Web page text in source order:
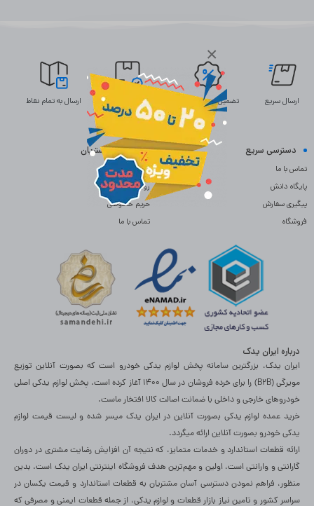
×
ارسال سریع تضمین بهترین قیمت ضمانت اصالت ارسال به تمام نقاط
دسترسی سریع
تماس با ما
پایگاه دانش
پیگیری سفارش
فروشگاه
خدمات مشتریان
سوالات متداول
رویه بازگردانی کالا
حریم خصوصی
تماس با ما
درباره ایران یدک
ایران یدک، بزرگترین سامانه پخش لوازم یدکی خودرو است که بصورت آنلاین توزیع
مویرگی (B2B) را برای خرده فروشان در سال 1400 آغاز کرده است. پخش لوازم یدکی اصلی
خودروهای خارجی و داخلی با ضمانت اصالت کالا افتخار ماست.
خرید عمده لوازم یدکی بصورت آنلاین در ایران یدک میسر شده و لیست قیمت لوازم
یدکی خودرو بصورت آنلاین ارائه میگردد.
ارائه قطعات استاندارد و خدمات متمایز، که نتیجه آن افزایش رضایت مشتری در دوران
گارانتی و وارانتی است، اولین و مهم‌ترین هدف فروشگاه اینترنتی ایران یدک است. بدین
منظور، فراهم نمودن دسترسی آسان مشتریان به قطعات استاندارد و قیمت یکسان در
سراسر کشور و تامین نیاز بازار قطعات و لوازم یدکی، از جمله قطعات ایمنی و مصرفی که